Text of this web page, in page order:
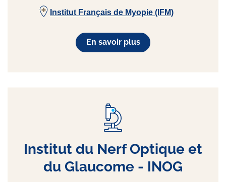
Institut Français de Myopie (IFM)
En savoir plus
Institut du Nerf Optique et
du Glaucome - INOG